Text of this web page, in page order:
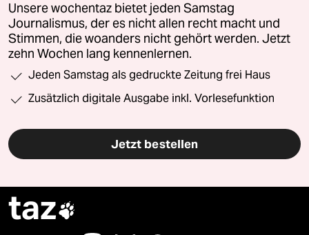
Unsere wochentaz bietet jeden Samstag
Journalismus, der es nicht allen recht macht und
Stimmen, die woanders nicht gehört werden. Jetzt
zehn Wochen lang kennenlernen.
Jeden Samstag als gedruckte Zeitung frei Haus
Zusätzlich digitale Ausgabe inkl. Vorlesefunktion
Jetzt bestellen
taz